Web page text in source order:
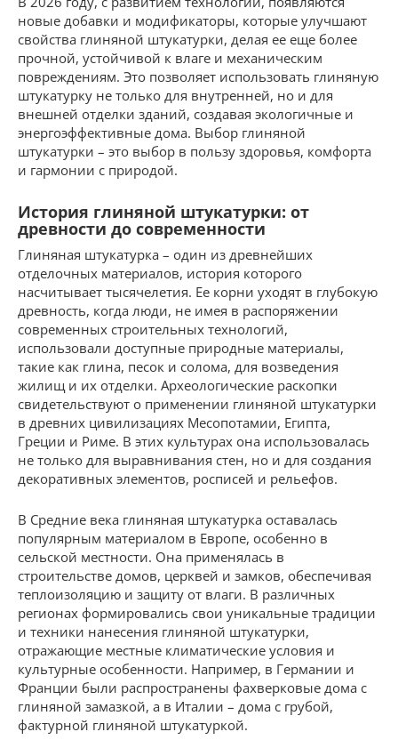
новые добавки и модификаторы, которые улучшают
свойства глиняной штукатурки, делая ее еще более
прочной, устойчивой к влаге и механическим
повреждениям. Это позволяет использовать глиняную
штукатурку не только для внутренней, но и для
внешней отделки зданий, создавая экологичные и
энергоэффективные дома. Выбор глиняной
штукатурки – это выбор в пользу здоровья, комфорта
и гармонии с природой.
История глиняной штукатурки: от
древности до современности
Глиняная штукатурка – один из древнейших
отделочных материалов, история которого
насчитывает тысячелетия. Ее корни уходят в глубокую
древность, когда люди, не имея в распоряжении
современных строительных технологий,
использовали доступные природные материалы,
такие как глина, песок и солома, для возведения
жилищ и их отделки. Археологические раскопки
свидетельствуют о применении глиняной штукатурки
в древних цивилизациях Месопотамии, Египта,
Греции и Риме. В этих культурах она использовалась
не только для выравнивания стен, но и для создания
декоративных элементов, росписей и рельефов.
В Средние века глиняная штукатурка оставалась
популярным материалом в Европе, особенно в
сельской местности. Она применялась в
строительстве домов, церквей и замков, обеспечивая
теплоизоляцию и защиту от влаги. В различных
регионах формировались свои уникальные традиции
и техники нанесения глиняной штукатурки,
отражающие местные климатические условия и
культурные особенности. Например, в Германии и
Франции были распространены фахверковые дома с
глиняной замазкой, а в Италии – дома с грубой,
фактурной глиняной штукатуркой.